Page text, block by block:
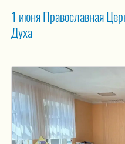
1 июня Православная
Духа